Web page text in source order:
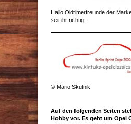
Hallo Oldtimerfreunde der
seit ihr richtig...
© Mario Skutnik
Auf den folgenden Seiten
Hobby vor. Es geht um Opel